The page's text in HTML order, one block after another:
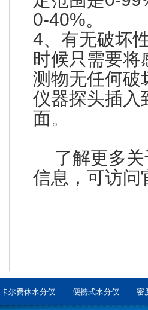
0-40%。
4、有无破坏
时候只需要将
测物无任何破
仪器探头插入
面。
了解更多关
信息，可访问
卡尔费休水分仪 便携式水分仪 密